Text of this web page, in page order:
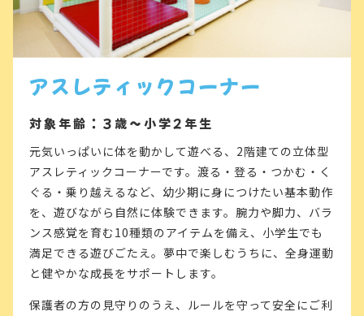
アスレティックコーナー
対象年齢：3歳～小学2年生
元気いっぱいに体を動かして遊べる、2階建ての立体型
アスレティックコーナーです。渡る・登る・つかむ・く
ぐる・乗り越えるなど、幼少期に身につけたい基本動作
を、遊びながら自然に体験できます。腕力や脚力、バラ
ンス感覚を育む10種類のアイテムを備え、小学生でも
満足できる遊びごたえ。夢中で楽しむうちに、全身運動
と健やかな成長をサポートします。
保護者の方の見守りのうえ、ルールを守って安全にご利